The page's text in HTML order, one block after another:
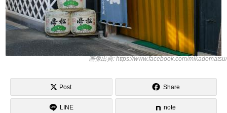
画像出典: https://www.facebook.com/mikadomatsu/
Post Share
LINE note